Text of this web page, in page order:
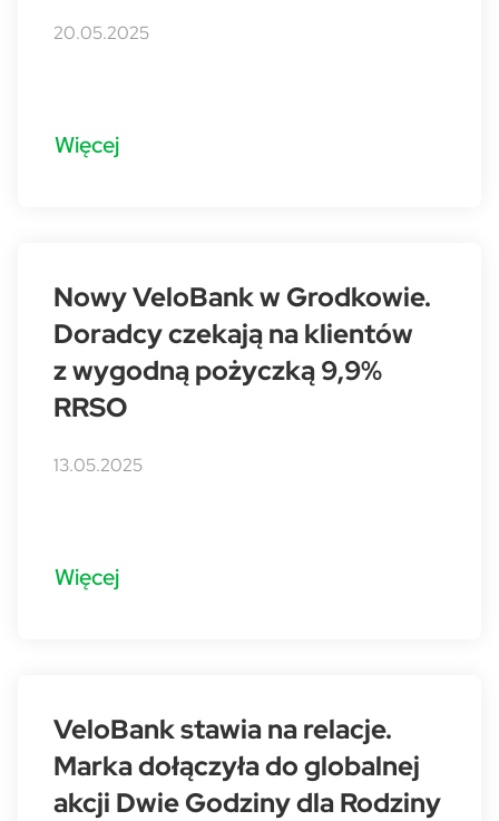
20.05.2025
Więcej
Nowy VeloBank w Grodkowie.
Doradcy czekają na klientów
z wygodną pożyczką 9,9%
RRSO
13.05.2025
Więcej
VeloBank stawia na relacje.
Marka dołączyła do globalnej
akcji Dwie Godziny dla Rodziny